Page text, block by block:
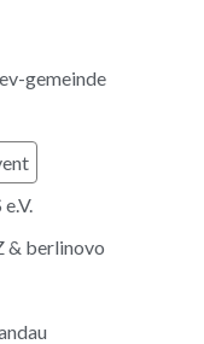
ev-gemeinde
& berlinovo